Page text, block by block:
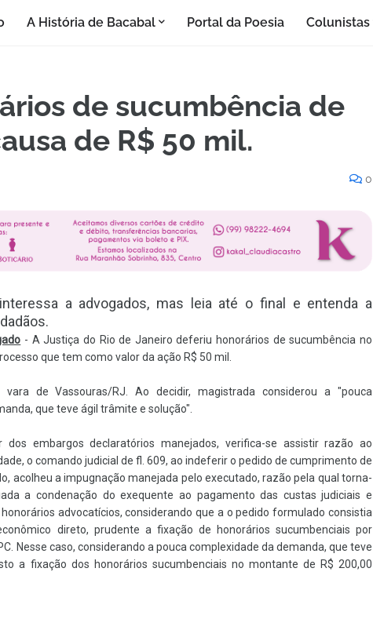
A História de Bacabal Portal da Poesia Colunistas
de sucumbência de
de R$ 50 mil.
0
a advogados, mas leia até o final e entenda a
- A Justiça do Rio de Janeiro deferiu honorários de sucumbência no
que tem como valor da ação R$ 50 mil.
de Vassouras/RJ. Ao decidir, magistrada considerou a "pouca
que teve ágil trâmite e solução".
dos embargos declaratórios manejados, verifica-se assistir razão ao
o comando judicial de fl. 609, ao indeferir o pedido de cumprimento de
acolheu a impugnação manejada pelo executado, razão pela qual torna-
a condenação do exequente ao pagamento das custas judiciais e
advocatícios, considerando que a o pedido formulado consistia
direto, prudente a fixação de honorários sucumbenciais por
Nesse caso, considerando a pouca complexidade da demanda, que teve
a fixação dos honorários sucumbenciais no montante de R$ 200,00